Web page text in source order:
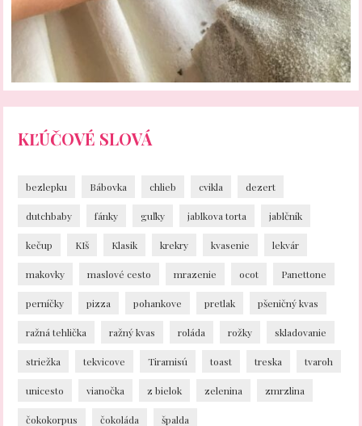
KĽÚČOVÉ SLOVÁ
bezlepku Bábovka chlieb cvikla dezert
dutchbaby fánky guľky jablkova torta jablčník
kečup KIš Klasik krekry kvasenie lekvár
makovky maslové cesto mrazenie ocot Panettone
perníčky pizza pohankove pretlak pšeničný kvas
ražná tehlička ražný kvas roláda rožky skladovanie
striežka tekvicove Tiramisú toast treska tvaroh
unicesto vianočka z bielok zelenina zmrzlina
čokokorpus čokoláda špalda